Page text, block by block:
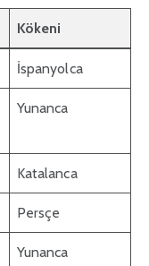
Kökeni
İspanyolca
Yunanca
Katalanca
Persçe
Yunanca